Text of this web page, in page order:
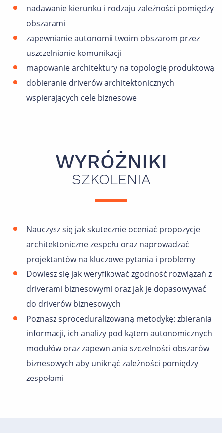
nadawanie kierunku i rodzaju zależności pomiędzy
obszarami
zapewnianie autonomii twoim obszarom przez
uszczelnianie komunikacji
mapowanie architektury na topologię produktową
dobieranie driverów architektonicznych
wspierających cele biznesowe
WYRÓŻNIKI
SZKOLENIA
Nauczysz się jak skutecznie oceniać propozycje
architektoniczne zespołu oraz naprowadzać
projektantów na kluczowe pytania i problemy
Dowiesz się jak weryfikować zgodność rozwiązań z
driverami biznesowymi oraz jak je dopasowywać
do driverów biznesowych
Poznasz sproceduralizowaną metodykę: zbierania
informacji, ich analizy pod kątem autonomicznych
modułów oraz zapewniania szczelności obszarów
biznesowych aby uniknąć zależności pomiędzy
zespołami